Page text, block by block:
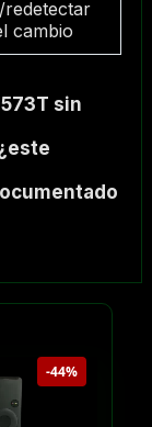
redetectar
cambio
sin
-44%